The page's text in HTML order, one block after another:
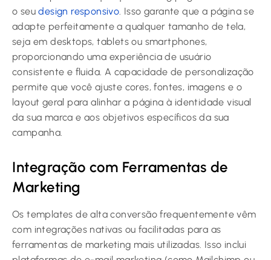
o seudesign responsivo . Isso garante que a página se
adapte perfeitamente a qualquer tamanho de tela,
seja em desktops, tablets ou smartphones,
proporcionando uma experiência de usuário
consistente e fluida. A capacidade de personalização
permite que você ajuste cores, fontes, imagens e o
layout geral para alinhar a página à identidade visual
da sua marca e aos objetivos específicos da sua
campanha.
Integração com Ferramentas de
Marketing
Os templates de alta conversão frequentemente vêm
com integrações nativas ou facilitadas para as
ferramentas de marketing mais utilizadas. Isso inclui